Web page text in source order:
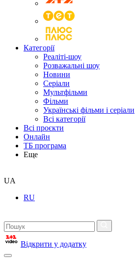
Категорії
Реаліті-шоу
Розважальні шоу
Новини
Серіали
Мультфільми
Фільми
Українські фільми і серіали
Всі категорії
Всі проєкти
Онлайн
ТБ програма
Еще
UA
RU
Відкрити у додатку